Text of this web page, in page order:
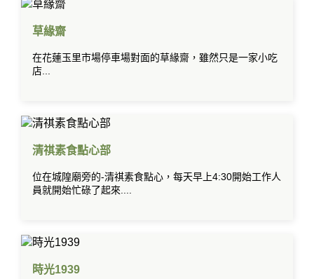
草緣齋
在花蓮玉里市場停車場對面的草緣齋，雖然只是一家小吃
店...
清祺素食點心部
位在城隍廟旁的-清祺素食點心，每天早上4:30開始工作人
員就開始忙碌了起來....
時光1939